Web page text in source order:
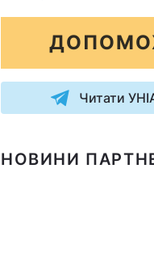
Читати
НОВИНИ